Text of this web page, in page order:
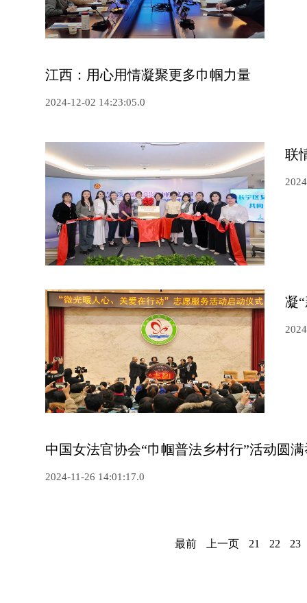
江西：用心用情凝聚更多巾帼力量
2024-12-02 14:23:05.0
联
凝
中国女法官协会“巾帼普法乡村行”活动圆
2024-11-26 14:01:17.0
最前 上一页 21 22 23